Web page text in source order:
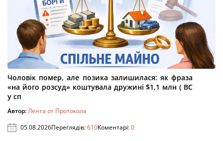
Чоловік помер, але позика залишилася: як фраза
«на його розсуд» коштувала дружині $1,1 млн ( ВС
у сп
Автор:Лента от Протокола
05.08.2026Переглядів:610Коментарі:0